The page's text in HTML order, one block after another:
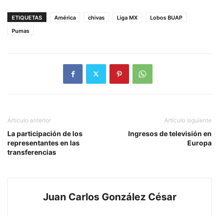
ETIQUETAS América chivas Liga MX
Lobos BUAP
Pumas
Artículo anterior
La participación de los
representantes en las
transferencias
Artículo siguiente
Ingresos de televisión en
Europa
Juan Carlos González César